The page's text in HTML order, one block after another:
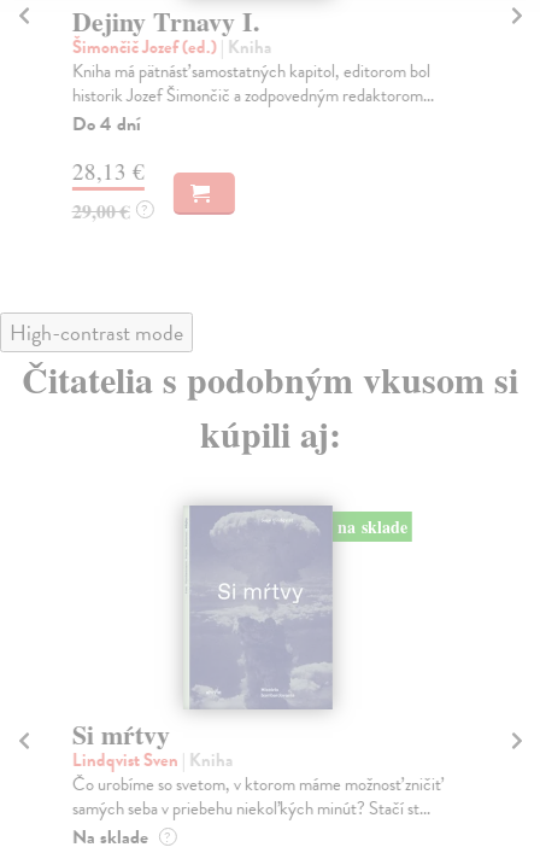
Dejiny Trnavy I.
Šimončič Jozef (ed.)| Kniha
Kniha má pätnásť samostatných kapitol, editorom bol
historik Jozef Šimončič a zodpovedným redaktorom...
Do 4 dní
28,13 €
29,00 € ?
High-contrast mode
Čitatelia s podobným vkusom si
kúpili aj:
na sklade
Si mŕtvy
Lindqvist Sven | Kniha
Čo urobíme so svetom, v ktorom máme možnosť zničiť
samých seba v priebehu niekoľkých minút? Stačí st...
Na sklade ?